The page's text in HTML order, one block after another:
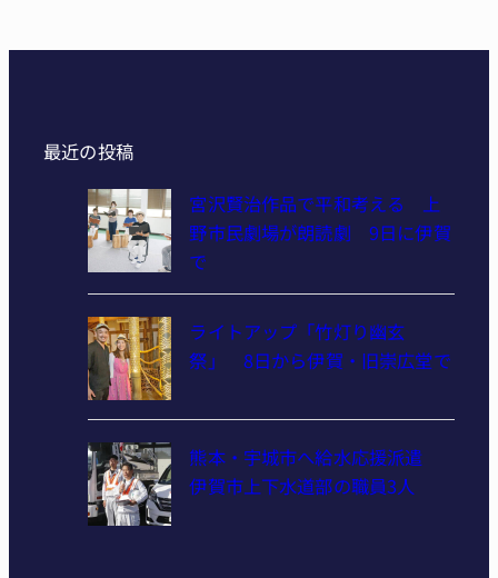
最近の投稿
宮沢賢治作品で平和考える 上
野市民劇場が朗読劇 9日に伊賀
で
ライトアップ「竹灯り幽玄
祭」 8日から伊賀・旧崇広堂で
熊本・宇城市へ給水応援派遣
伊賀市上下水道部の職員3人